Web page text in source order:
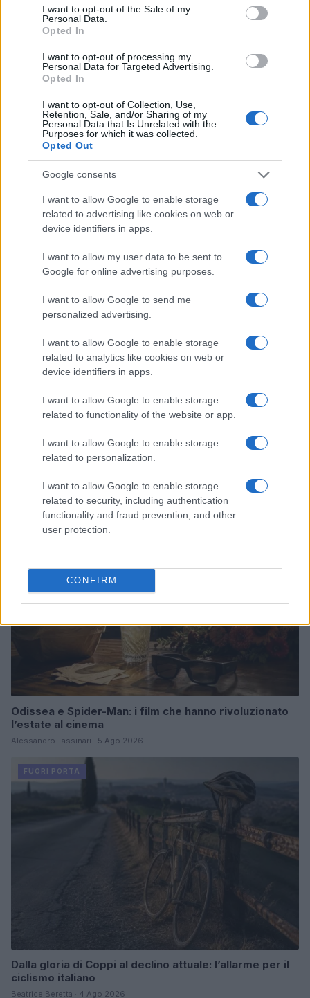
consent section.
I want to opt-out of the Sale of my
Personal Data.
Opted In
I want to opt-out of processing my
Personal Data for Targeted Advertising.
Opted In
I want to opt-out of Collection, Use,
Retention, Sale, and/or Sharing of my
Personal Data that Is Unrelated with the
Purposes for which it was collected.
Opted Out
Google consents
I want to allow Google to enable storage
related to advertising like cookies on web or
device identifiers in apps.
I want to allow my user data to be sent to
Google for online advertising purposes.
I want to allow Google to send me
personalized advertising.
I want to allow Google to enable storage
related to analytics like cookies on web or
device identifiers in apps.
I want to allow Google to enable storage
related to functionality of the website or app.
I want to allow Google to enable storage
related to personalization.
I want to allow Google to enable storage
related to security, including authentication
functionality and fraud prevention, and other
user protection.
CONFIRM
Alessandro Tassinari
Alessandro Tassinari, torinese con passaporto
dopo un incontro al Rifugio Garelli: oggi cura
storie di viaggio in chiave narrativa. In
redazione predilige longform, sostiene
taccuino logoro con mappe disegnate a
mano.
Continua a leggere
FUORI PORTA
Odissea e Spider-Man: i film che hanno rivoluzionato
l’estate al cinema
Alessandro Tassinari · 5 Ago 2026
FUORI PORTA
Dalla gloria di Coppi al declino attuale: l’allarme per il
ciclismo italiano
Beatrice Beretta · 4 Ago 2026